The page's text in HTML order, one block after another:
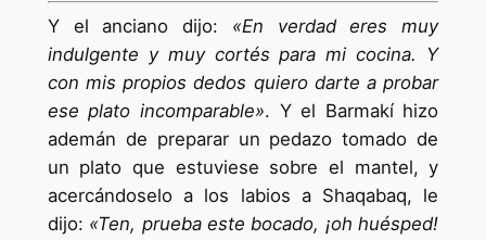
Y el anciano dijo: «En verdad eres muy
indulgente y muy cortés para mi cocina. Y
con mis propios dedos quiero darte a probar
ese plato incomparable». Y el Barmakí hizo
ademán de preparar un pedazo tomado de
un plato que estuviese sobre el mantel, y
acercándoselo a los labios a Shaqabaq, le
dijo: «Ten, prueba este bocado, ¡oh huésped!